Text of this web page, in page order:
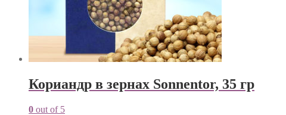
Кориандр в зернах Sonnentor, 35 гр
0 out of 5